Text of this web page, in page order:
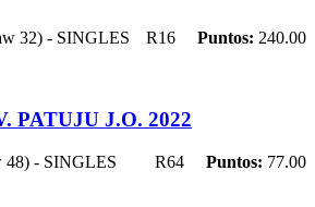
32) - SINGLES R16 Puntos: 240.00
PATUJU J.O. 2022
48) - SINGLES R64 Puntos: 77.00